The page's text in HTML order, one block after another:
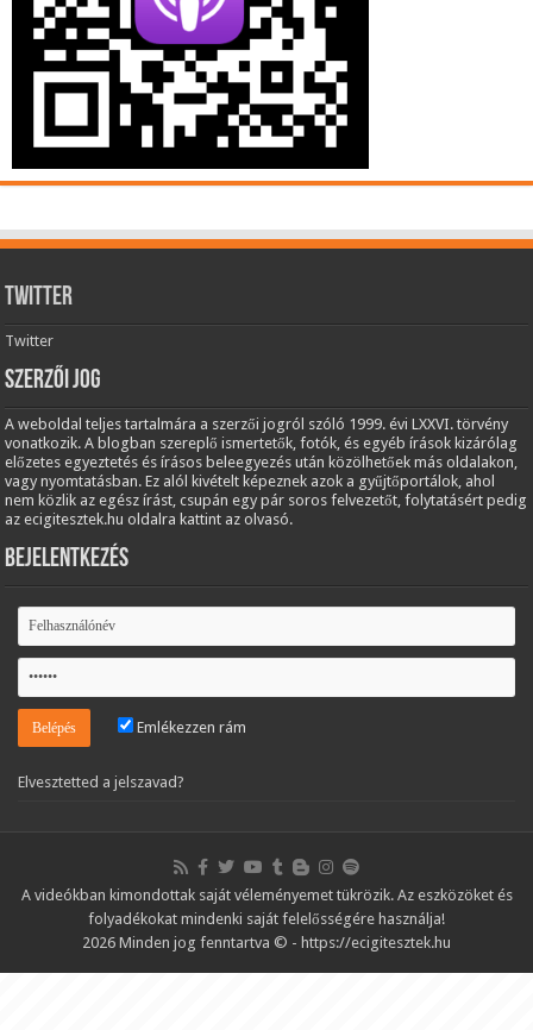
Twitter
Twitter
Szerzői jog
A weboldal teljes tartalmára a szerzői jogról szóló 1999. évi LXXVI. törvény
vonatkozik. A blogban szereplő ismertetők, fotók, és egyéb írások kizárólag
előzetes egyeztetés és írásos beleegyezés után közölhetőek más oldalakon,
vagy nyomtatásban. Ez alól kivételt képeznek azok a gyűjtőportálok, ahol
nem közlik az egész írást, csupán egy pár soros felvezetőt, folytatásért pedig
az ecigitesztek.hu oldalra kattint az olvasó.
Bejelentkezés
Emlékezzen rám
Elvesztetted a jelszavad?
A videókban kimondottak saját véleményemet tükrözik. Az eszközöket és
folyadékokat mindenki saját felelősségére használja!
2026 Minden jog fenntartva © - https://ecigitesztek.hu